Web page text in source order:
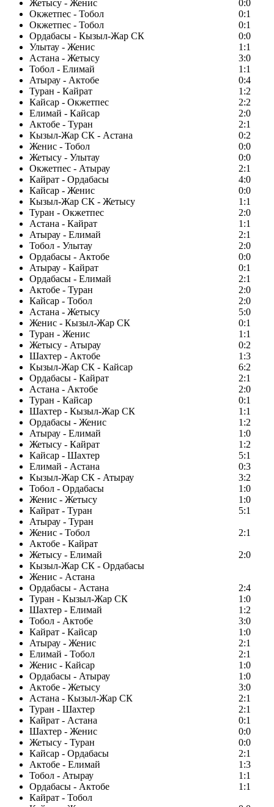
Жетысу - Женис
0:0
Окжетпес - Тобол
0:1
Окжетпес - Тобол
0:1
Ордабасы - Кызыл-Жар СК
0:0
Улытау - Женис
1:1
Астана - Жетысу
3:0
Тобол - Елимай
1:1
Атырау - Актобе
0:4
Туран - Кайрат
1:2
Кайсар - Окжетпес
2:2
Елимай - Кайсар
2:0
Актобе - Туран
2:1
Кызыл-Жар СК - Астана
0:2
Женис - Тобол
0:0
Жетысу - Улытау
0:0
Окжетпес - Атырау
2:1
Кайрат - Ордабасы
4:0
Кайсар - Женис
0:0
Кызыл-Жар СК - Жетысу
1:1
Туран - Окжетпес
2:0
Астана - Кайрат
1:1
Атырау - Елимай
2:1
Тобол - Улытау
2:0
Ордабасы - Актобе
0:0
Атырау - Кайрат
0:1
Ордабасы - Елимай
2:1
Актобе - Туран
2:0
Кайсар - Тобол
2:0
Астана - Жетысу
5:0
Женис - Кызыл-Жар СК
0:1
Туран - Женис
1:1
Жетысу - Атырау
0:2
Шахтер - Актобе
1:3
Кызыл-Жар СК - Кайсар
6:2
Ордабасы - Кайрат
2:1
Астана - Актобе
2:0
Туран - Кайсар
0:1
Шахтер - Кызыл-Жар СК
1:1
Ордабасы - Женис
1:2
Атырау - Елимай
1:0
Жетысу - Кайрат
1:2
Кайсар - Шахтер
5:1
Елимай - Астана
0:3
Кызыл-Жар СК - Атырау
3:2
Тобол - Ордабасы
1:0
Женис - Жетысу
1:0
Кайрат - Туран
5:1
Атырау - Туран
Женис - Тобол
2:1
Актобе - Кайрат
Жетысу - Елимай
2:0
Кызыл-Жар СК - Ордабасы
Женис - Астана
Ордабасы - Астана
2:4
Туран - Кызыл-Жар СК
1:0
Шахтер - Елимай
1:2
Тобол - Актобе
3:0
Кайрат - Кайсар
1:0
Атырау - Женис
2:1
Елимай - Тобол
2:1
Женис - Кайсар
1:0
Ордабасы - Атырау
1:0
Актобе - Жетысу
3:0
Астана - Кызыл-Жар СК
2:1
Туран - Шахтер
2:1
Кайрат - Астана
0:1
Шахтер - Женис
0:0
Жетысу - Туран
0:0
Кайсар - Ордабасы
2:1
Актобе - Елимай
1:3
Тобол - Атырау
1:1
Ордабасы - Актобе
1:1
Кайрат - Тобол